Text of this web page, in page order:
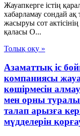
Жауапкерге істің
хабарламау сондай ақ
жасыруы сот
қаласы О...
Толық оқу »
Азаматтық іс
компаниясы
көшірмесін
мен орны
талап арызға
мүдделерін